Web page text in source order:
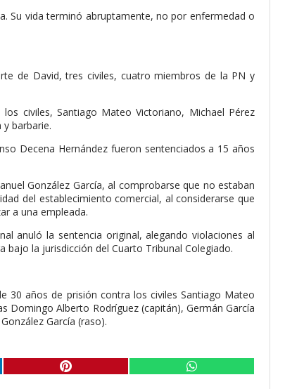
Su vida terminó abruptamente, no por enfermedad o
de David, tres civiles, cuatro miembros de la PN y
civiles, Santiago Mateo Victoriano, Michael Pérez
barbarie.
Decena Hernández fueron sentenciados a 15 años
González García, al comprobarse que no estaban
del establecimiento comercial, al considerarse que
a una empleada.
anuló la sentencia original, alegando violaciones al
la jurisdicción del Cuarto Tribunal Colegiado.
30 años de prisión contra los civiles Santiago Mateo
Domingo Alberto Rodríguez (capitán), Germán García
García (raso).